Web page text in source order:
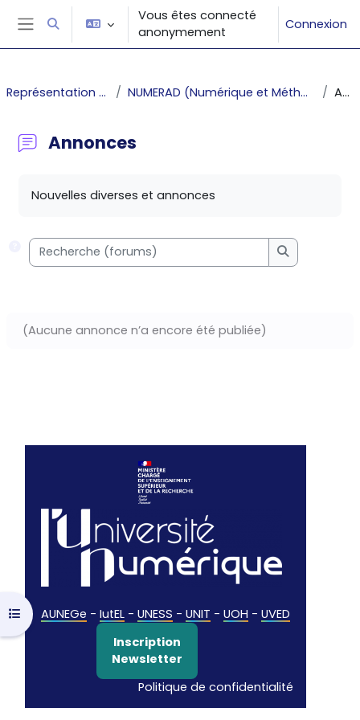
Passer au contenu principal
Panneau latéral
Activer/désactiver la saisie de recherche
Vous êtes connecté
anonymement
Connexion
Ouvrir l’index du cours
Représentation graphique des données NUMERAD (Numérique et Méthodologie de la Recherche à la Dissémination) Annonces
Annonces
Nouvelles diverses et annonces
Recherche (forums)
Recherche
(Aucune annonce n’a encore été publiée)
AUNEGe - IutEL - UNESS - UNIT - UOH - UVED
Inscription
Newsletter
Politique de confidentialité